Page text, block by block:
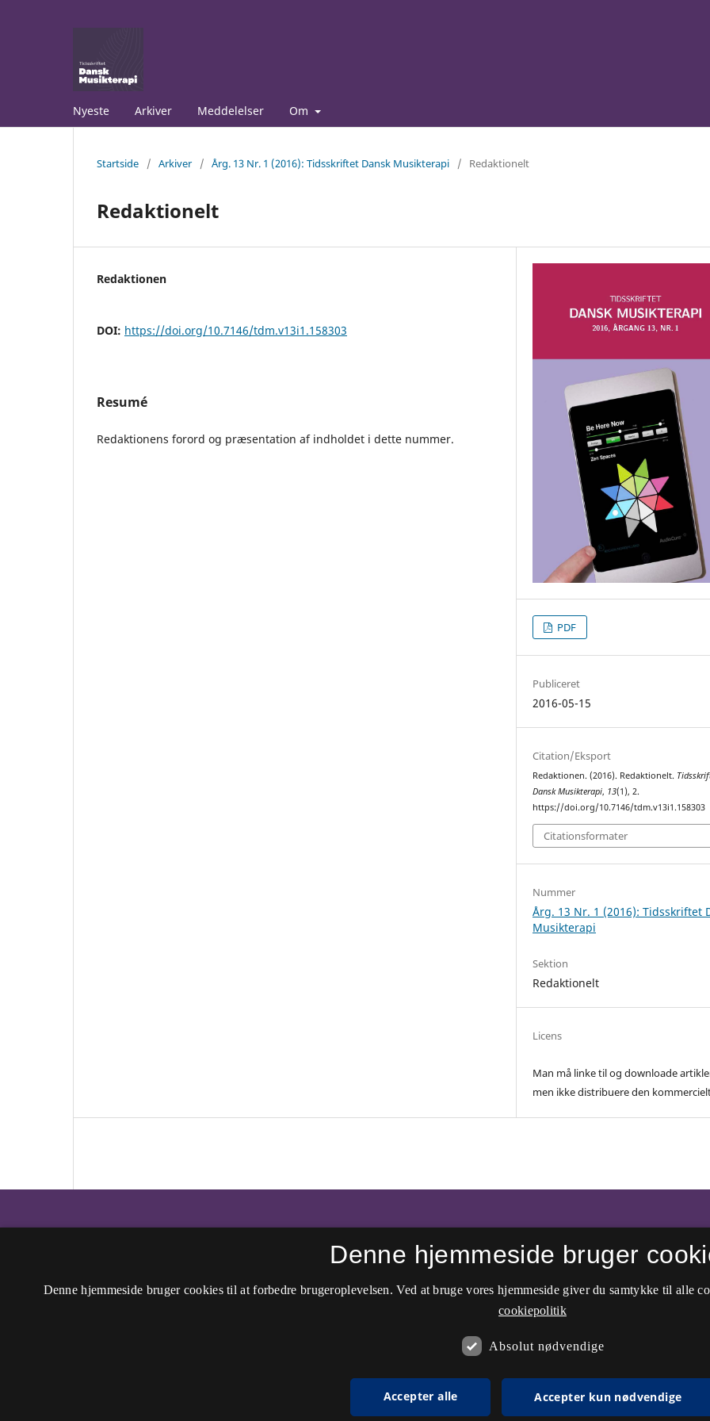
Nyeste Arkiver Meddelelser Om
Startside / Arkiver / Årg. 13 Nr. 1 (2016): Tidsskriftet Dansk Musikterapi / Redaktionelt
Redaktionelt
Redaktionen
DOI: https://doi.org/10.7146/tdm.v13i1.158303
Resumé
Redaktionens forord og præsentation af indholdet i dette nummer.
PDF
Publiceret
2016-05-15
Citation/Eksport
Redaktionen. (2016). Redaktionelt.
Dansk Musikterapi, 13(1), 2.
https://doi.org/10.7146/tdm.v13i1.158303
Citationsformater
Nummer
Årg. 13 Nr. 1 (2016): Tidsskriftet
Musikterapi
Sektion
Redaktionelt
Licens
Man må linke til og downloade
men ikke distribuere den
ISSN 1603-8800 (Trykt)
Denne hjemmeside bruger
Denne hjemmeside bruger cookies til at forbedre brugeroplevelsen. Ved at bruge vores hjemmeside giver du samtykke til alle
cookiepolitik
Absolut nødvendige
Accepter alle Accepter kun nødvendige